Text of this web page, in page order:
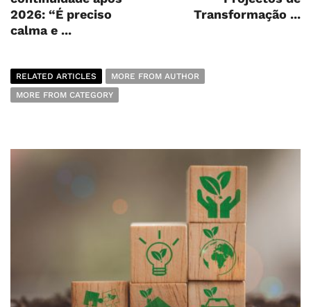
2026: “É preciso
calma e ...
Transformação ...
RELATED ARTICLES
MORE FROM AUTHOR
MORE FROM CATEGORY